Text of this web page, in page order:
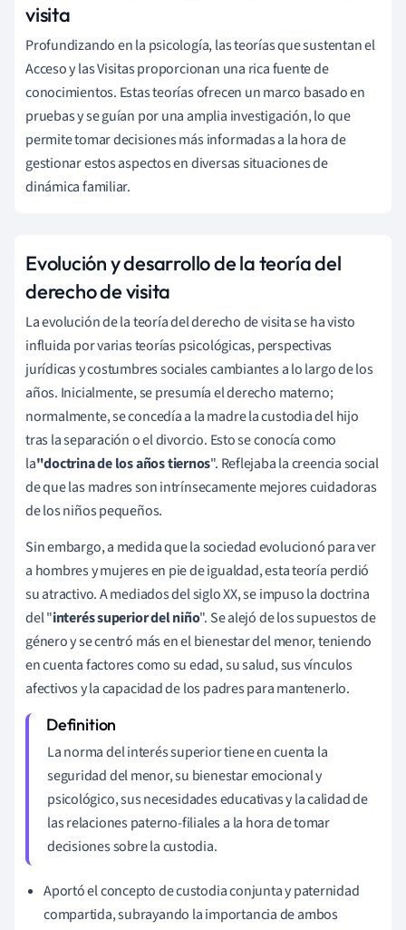
visita
Profundizando en la psicología, las teorías que sustentan el
Acceso y las Visitas proporcionan una rica fuente de
conocimientos. Estas teorías ofrecen un marco basado en
pruebas y se guían por una amplia investigación, lo que
permite tomar decisiones más informadas a la hora de
gestionar estos aspectos en diversas situaciones de
dinámica familiar.
Evolución y desarrollo de la teoría del
derecho de visita
La evolución de la teoría del derecho de visita se ha visto
influida por varias teorías psicológicas, perspectivas
jurídicas y costumbres sociales cambiantes a lo largo de los
años. Inicialmente, se presumía el derecho materno;
normalmente, se concedía a la madre la custodia del hijo
tras la separación o el divorcio. Esto se conocía como
la"doctrina de los años tiernos". Reflejaba la creencia social
de que las madres son intrínsecamente mejores cuidadoras
de los niños pequeños.
Sin embargo, a medida que la sociedad evolucionó para ver
a hombres y mujeres en pie de igualdad, esta teoría perdió
su atractivo. A mediados del siglo XX, se impuso la doctrina
del "interés superior del niño". Se alejó de los supuestos de
género y se centró más en el bienestar del menor, teniendo
en cuenta factores como su edad, su salud, sus vínculos
afectivos y la capacidad de los padres para mantenerlo.
La norma del interés superior tiene en cuenta la
seguridad del menor, su bienestar emocional y
psicológico, sus necesidades educativas y la calidad de
las relaciones paterno-filiales a la hora de tomar
decisiones sobre la custodia.
Aportó el concepto de custodia conjunta y paternidad
compartida, subrayando la importancia de ambos